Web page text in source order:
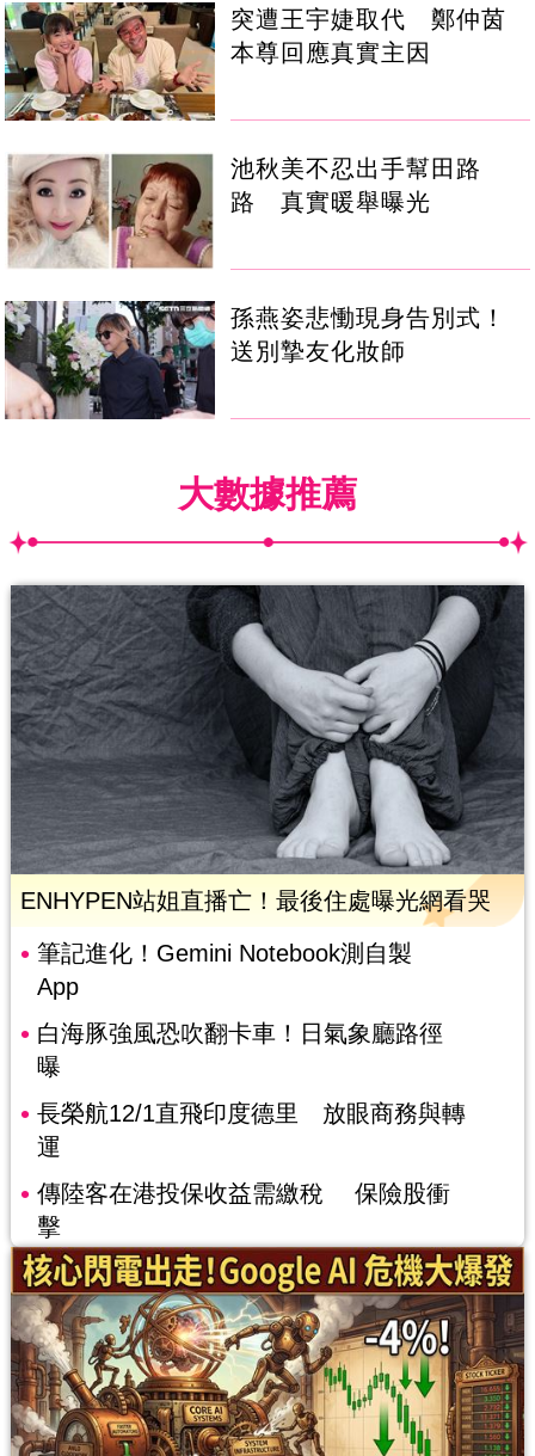
突遭王宇婕取代 鄭仲茵
本尊回應真實主因
池秋美不忍出手幫田路
路 真實暖舉曝光
孫燕姿悲慟現身告別式！
送別摯友化妝師
大數據推薦
ENHYPEN站姐直播亡！最後住處曝光網看哭
筆記進化！Gemini Notebook測自製
App
白海豚強風恐吹翻卡車！日氣象廳路徑
曝
長榮航12/1直飛印度德里 放眼商務與轉
運
傳陸客在港投保收益需繳稅 保險股衝
擊